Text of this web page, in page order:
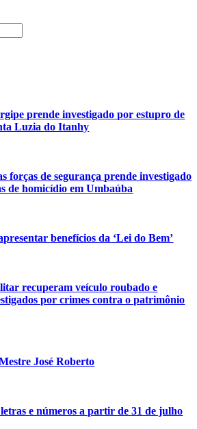
prende investigado por estupro de
Luzia do Itanhy
forças de segurança prende investigado
de homicídio em Umbaúba
benefícios da ‘Lei do Bem’
recuperam veículo roubado e
por crimes contra o patrimônio
José Roberto
e números a partir de 31 de julho